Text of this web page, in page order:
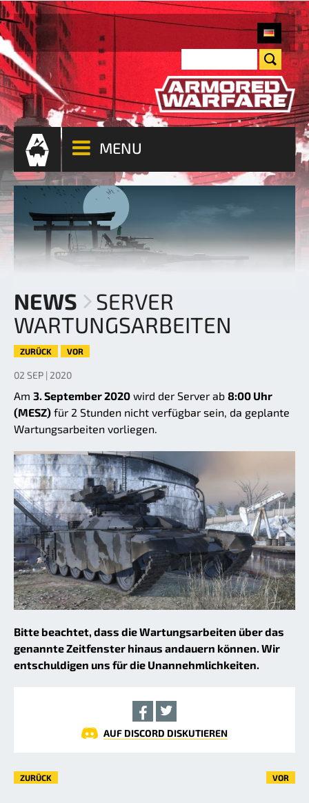
MENU
NEWS
SERVER
WARTUNGSARBEITEN
ZURÜCK VOR
02 SEP | 2020
Am 3. September 2020 wird der Server ab 8:00 Uhr
(MESZ) für 2 Stunden nicht verfügbar sein, da geplante
Wartungsarbeiten vorliegen.
Bitte beachtet, dass die Wartungsarbeiten über das
genannte Zeitfenster hinaus andauern können. Wir
entschuldigen uns für die Unannehmlichkeiten.
AUF DISCORD DISKUTIEREN
ZURÜCK VOR